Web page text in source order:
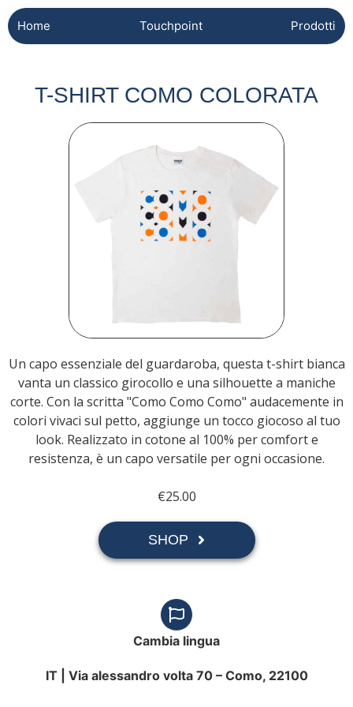
Home Touchpoint Prodotti
T-SHIRT COMO COLORATA
Un capo essenziale del guardaroba, questa t-shirt bianca
vanta un classico girocollo e una silhouette a maniche
corte. Con la scritta "Como Como Como" audacemente in
colori vivaci sul petto, aggiunge un tocco giocoso al tuo
look. Realizzato in cotone al 100% per comfort e
resistenza, è un capo versatile per ogni occasione.
€25.00
SHOP
Cambia lingua
IT | Via alessandro volta 70 – Como, 22100